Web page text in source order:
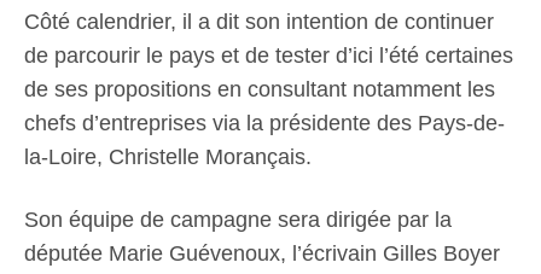
Côté calendrier, il a dit son intention de continuer
de parcourir le pays et de tester d’ici l’été certaines
de ses propositions en consultant notamment les
chefs d’entreprises via la présidente des Pays-de-
la-Loire, Christelle Morançais.
Son équipe de campagne sera dirigée par la
députée Marie Guévenoux, l’écrivain Gilles Boyer